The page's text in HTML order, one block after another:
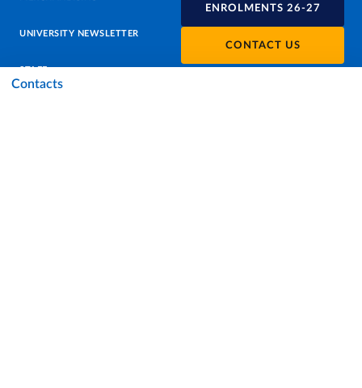
ENROLMENTS 26-27
CONTACT US
Contacts
UNIVERSITY NEWSLETTER
STAFF